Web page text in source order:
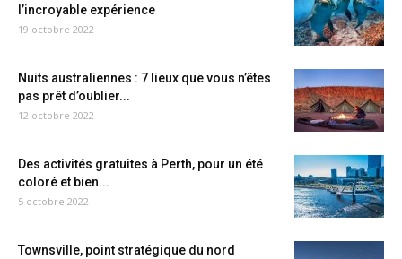
l’incroyable expérience
19 octobre 2022
Nuits australiennes : 7 lieux que vous n’êtes
pas prêt d’oublier...
12 octobre 2022
Des activités gratuites à Perth, pour un été
coloré et bien...
5 octobre 2022
Townsville, point stratégique du nord